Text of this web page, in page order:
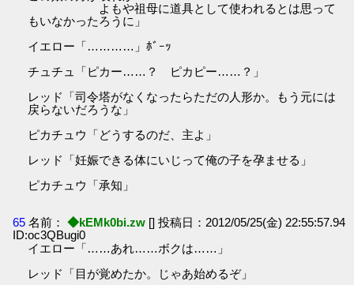
よもや祖母に道具として使われるとは思って
もいなかったろうに」
イエロー「…………」ﾎﾞｰｯ
チュチュ「ピカー……？ ピカピー……？」
レッド「司令塔がなくなったらただの人形か。もう元には
戻らないだろうな」
ピカチュウ「どうするのだ、主よ」
レッド「妊娠できる体にいじって俺の子を孕ませる」
ピカチュウ「承知」
65 名前： ◆kEMk0bi.zw [] 投稿日：2012/05/25(金) 22:55:57.94
ID:oc3QBugi0
イエロー「……あれ……ボクは……」
レッド「目が覚めたか。じゃあ始めるぞ」